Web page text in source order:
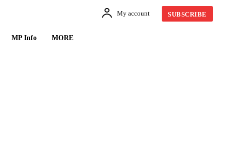
My account SUBSCRIBE
MP Info MORE